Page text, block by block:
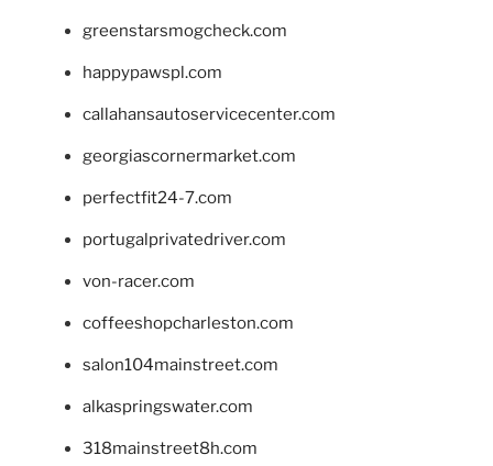
greenstarsmogcheck.com
happypawspl.com
callahansautoservicecenter.com
georgiascornermarket.com
perfectfit24-7.com
portugalprivatedriver.com
von-racer.com
coffeeshopcharleston.com
salon104mainstreet.com
alkaspringswater.com
318mainstreet8h.com